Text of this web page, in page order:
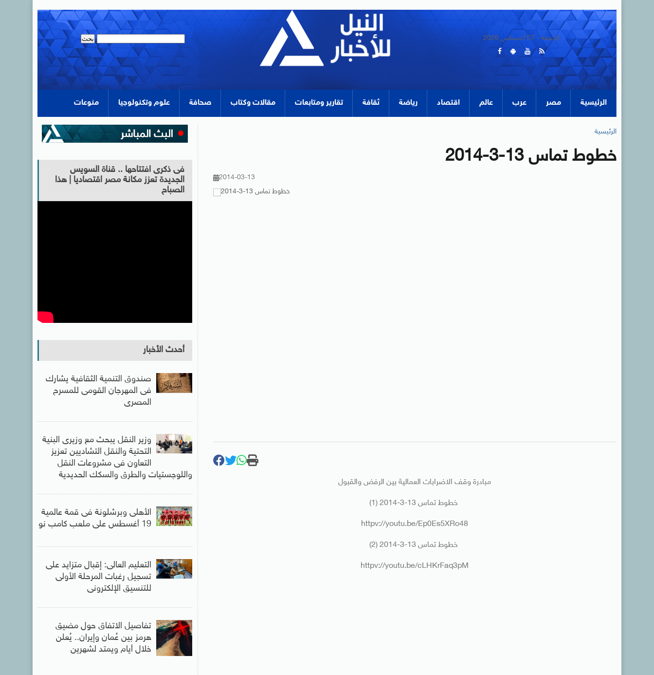
الجمعة - 07 أغسطس 2026
الرئيسية مصر عرب عالم اقتصاد رياضة ثقافة تقارير ومتابعات مقالات وكتاب صحافة علوم وتكنولوجيا منوعات
الرئيسية
خطوط تماس 13-3-2014
2014-03-13
مبادرة وقف الاضرابات العمالية بين الرفض والقبول
خطوط تماس 13-3-2014 (1)
httpv://youtu.be/Ep0Es5XRo48
خطوط تماس 13-3-2014 (2)
httpv://youtu.be/cLHKrFaq3pM
فى ذكرى افتتاحها .. قناة السويس
الجديدة تعزز مكانة مصر اقتصاديا | هذا
الصباح
أحدث الأخبار
صندوق التنمية الثقافية يشارك
فى المهرجان القومى للمسرح
المصرى
وزير النقل يبحث مع وزيرى البنية
التحتية والنقل التشاديين تعزيز
التعاون فى مشروعات النقل
واللوجستيات والطرق والسكك الحديدية
الأهلى وبرشلونة فى قمة عالمية
19 أغسطس على ملعب كامب نو
التعليم العالى: إقبال متزايد على
تسجيل رغبات المرحلة الأولى
للتنسيق الإلكترونى
تفاصيل الاتفاق حول مضيق
هرمز بين عُمان وإيران.. يُعلن
خلال أيام ويمتد لشهرين